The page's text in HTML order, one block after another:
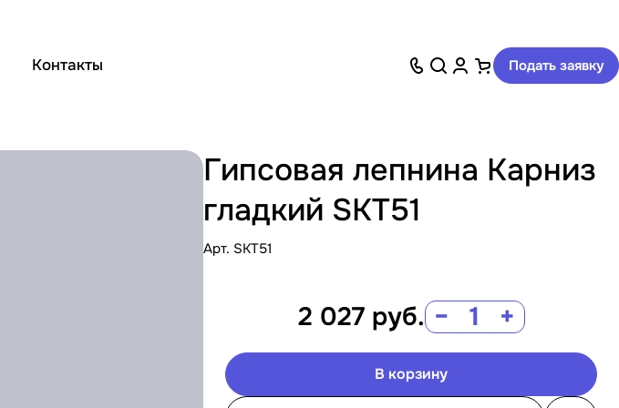
Контакты Подать заявку
Гипсовая лепнина Карниз
гладкий SKT51
Арт. SKT51
2 027 руб. − +
В корзину